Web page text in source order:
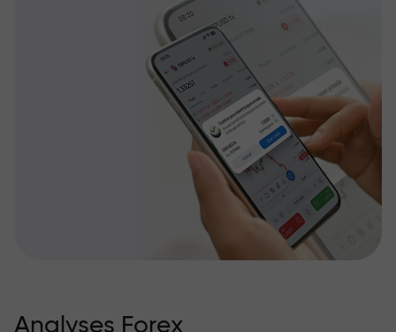
Analyses Forex